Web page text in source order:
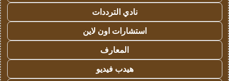
نادي الترددات
استشارات اون لاين
المعارف
هيدب فيديو